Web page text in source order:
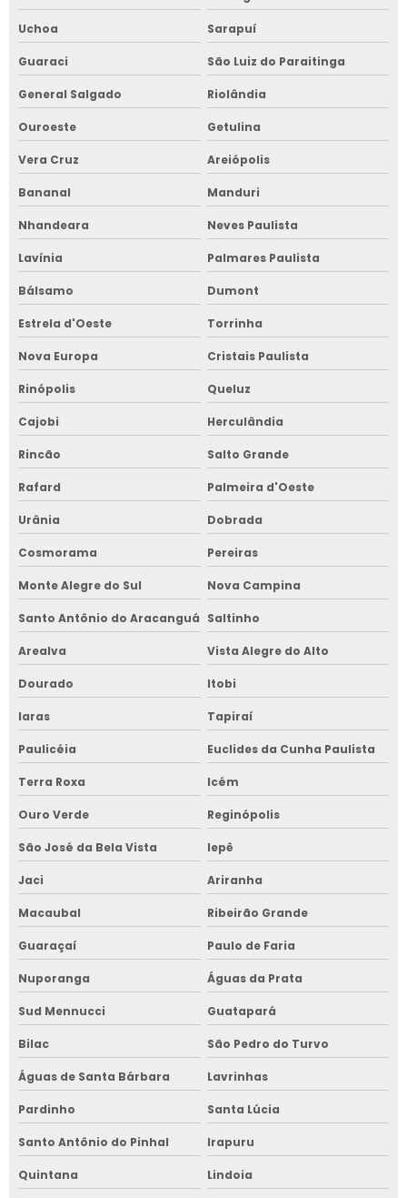
Uchoa Sarapuí
Guaraci São Luiz do Paraitinga
General Salgado Riolândia
Ouroeste Getulina
Vera Cruz Areiópolis
Bananal Manduri
Nhandeara Neves Paulista
Lavínia Palmares Paulista
Bálsamo Dumont
Estrela d'Oeste Torrinha
Nova Europa Cristais Paulista
Rinópolis Queluz
Cajobi Herculândia
Rincão Salto Grande
Rafard Palmeira d'Oeste
Urânia Dobrada
Cosmorama Pereiras
Monte Alegre do Sul Nova Campina
Santo Antônio do Aracanguá Saltinho
Arealva Vista Alegre do Alto
Dourado Itobi
Iaras Tapiraí
Paulicéia Euclides da Cunha Paulista
Terra Roxa Icém
Ouro Verde Reginópolis
São José da Bela Vista Iepê
Jaci Ariranha
Macaubal Ribeirão Grande
Guaraçaí Paulo de Faria
Nuporanga Águas da Prata
Sud Mennucci Guatapará
Bilac São Pedro do Turvo
Águas de Santa Bárbara Lavrinhas
Pardinho Santa Lúcia
Santo Antônio do Pinhal Irapuru
Quintana Lindoia